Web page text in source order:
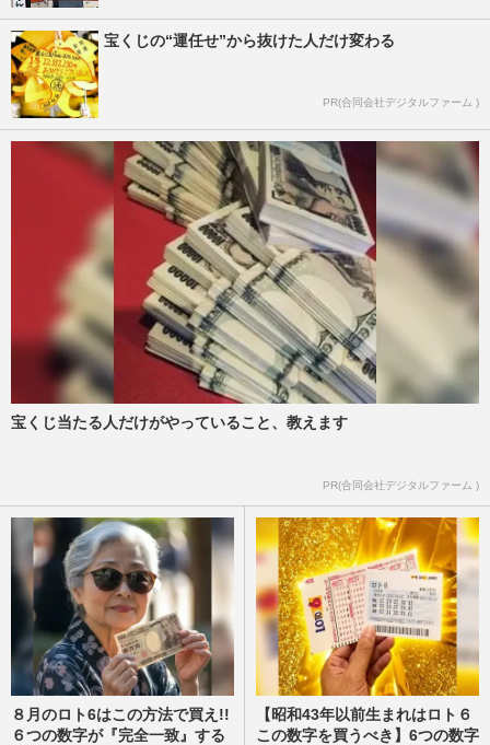
宝くじの“運任せ”から抜けた人だけ変わる
PR(合同会社デジタルファーム )
宝くじ当たる人だけがやっていること、教えます
PR(合同会社デジタルファーム )
８月のロト6はこの方法で買え!!
６つの数字が『完全一致』する
【昭和43年以前生まれはロト６
この数字を買うべき】6つの数字